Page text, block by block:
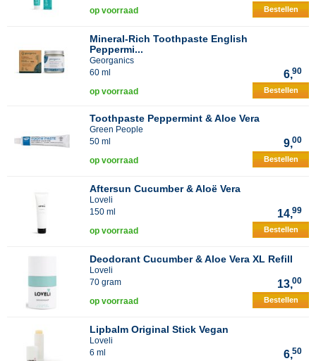
op voorraad Bestellen
Mineral-Rich Toothpaste English
Peppermi...
Georganics
60 ml
6,90
op voorraad Bestellen
Toothpaste Peppermint & Aloe Vera
Green People
50 ml
9,00
op voorraad Bestellen
Aftersun Cucumber & Aloë Vera
Loveli
150 ml
14,99
op voorraad Bestellen
Deodorant Cucumber & Aloe Vera XL Refill
Loveli
70 gram
13,00
op voorraad Bestellen
Lipbalm Original Stick Vegan
Loveli
6 ml
6,50